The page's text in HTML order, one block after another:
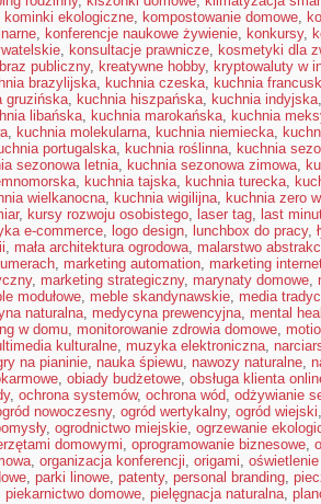
kominki ekologiczne, kompostowanie domowe,
, konferencje naukowe żywienie, konkursy,
, konsultacje prawnicze, kosmetyki dla
publiczny, kreatywne hobby, kryptowaluty w
brazylijska, kuchnia czeska, kuchnia
gruzińska, kuchnia hiszpańska, kuchnia indyjska
libańska, kuchnia marokańska, kuchnia
, kuchnia molekularna, kuchnia niemiecka,
portugalska, kuchnia roślinna, kuchnia
sezonowa letnia, kuchnia sezonowa zimowa,
, kuchnia tajska, kuchnia turecka,
wielkanocna, kuchnia wigilijna, kuchnia zero
, kursy rozwoju osobistego, laser tag, last
e-commerce, logo design, lunchbox do pracy,
, mała architektura ogrodowa, malarstwo
, marketing automation, marketing
, marketing strategiczny, marynaty domowe,
modułowe, meble skandynawskie, media
naturalna, medycyna prewencyjna, mental
w domu, monitorowanie zdrowia domowe,
kulturalne, muzyka elektroniczna,
na pianinie, nauka śpiewu, nawozy naturalne,
, obiady budżetowe, obsługa klienta
, ochrona systemów, ochrona wód, odżywianie
nowoczesny, ogród wertykalny, ogród wiejski
, ogrodnictwo miejskie, ogrzewanie
domowymi, oprogramowanie biznesowe,
, organizacja konferencji, origami,
, parki linowe, patenty, personal branding,
piekarnictwo domowe, pielęgnacja naturalna,